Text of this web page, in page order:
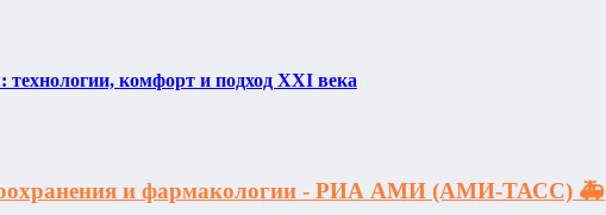
технологии, комфорт и подход XXI века
и фармакологии - РИА АМИ (АМИ-ТАСС) 🚑